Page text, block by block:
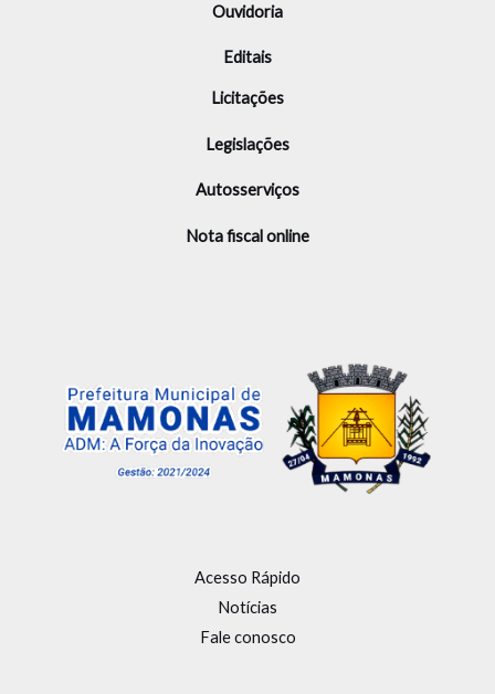
Ouvidoria
Editais
Licitações
Legislações
Autosserviços
Nota fiscal online
Acesso Rápido
Notícias
Fale conosco